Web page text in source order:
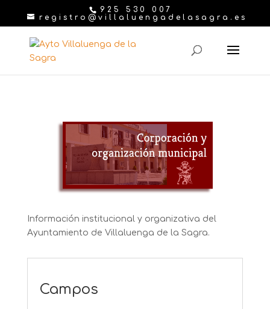
925 530 007
registro@villaluengadelasagra.es
Información institucional y organizativa del
Ayuntamiento de Villaluenga de la Sagra.
Campos